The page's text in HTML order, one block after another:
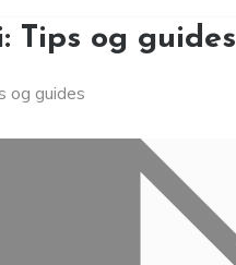
Tips og guides
og guides